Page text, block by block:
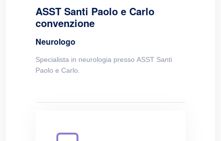
ASST Santi Paolo e Carlo
convenzione
Neurologo
Specialista in neurologia presso ASST Santi
Paolo e Carlo.